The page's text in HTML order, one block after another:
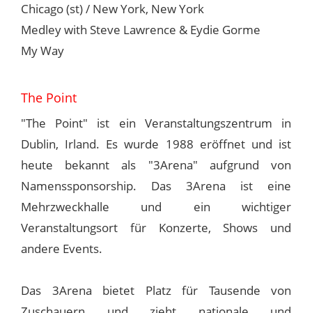
Chicago (st) / New York, New York
Medley with Steve Lawrence & Eydie Gorme
My Way
The Point
"The Point" ist ein Veranstaltungszentrum in
Dublin, Irland. Es wurde 1988 eröffnet und ist
heute bekannt als "3Arena" aufgrund von
Namenssponsorship. Das 3Arena ist eine
Mehrzweckhalle und ein wichtiger
Veranstaltungsort für Konzerte, Shows und
andere Events.
Das 3Arena bietet Platz für Tausende von